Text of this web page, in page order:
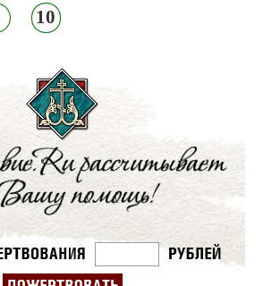
10